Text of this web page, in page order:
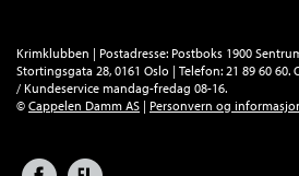
Krimklubben | Postadresse: Postboks 1900
Stortingsgata 28, 0161 Oslo | Telefon: 21 89 60
/ Kundeservice mandag-fredag 08-16.
© Cappelen Damm AS | Personvern og
Facebook